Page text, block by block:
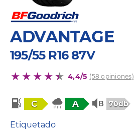
ADVANTAGE
195/55 R16 87V
4,4/5 (58 opiniones)
C A 70db
Etiquetado